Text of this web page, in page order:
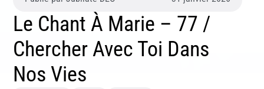
Le Chant À Marie – 77 /
Chercher Avec Toi Dans
Nos Vies